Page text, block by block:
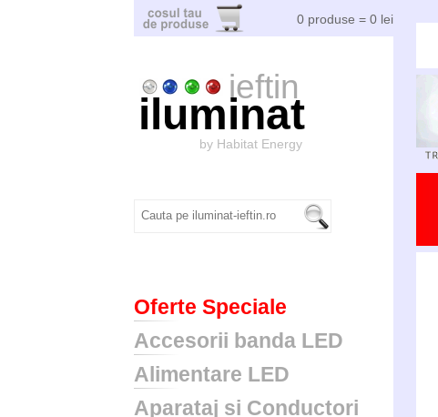
0 produse = 0 lei
ieftin
iluminat
by Habitat Energy
Oferte Speciale
Accesorii banda LED
Alimentare LED
Aparataj si Conductori